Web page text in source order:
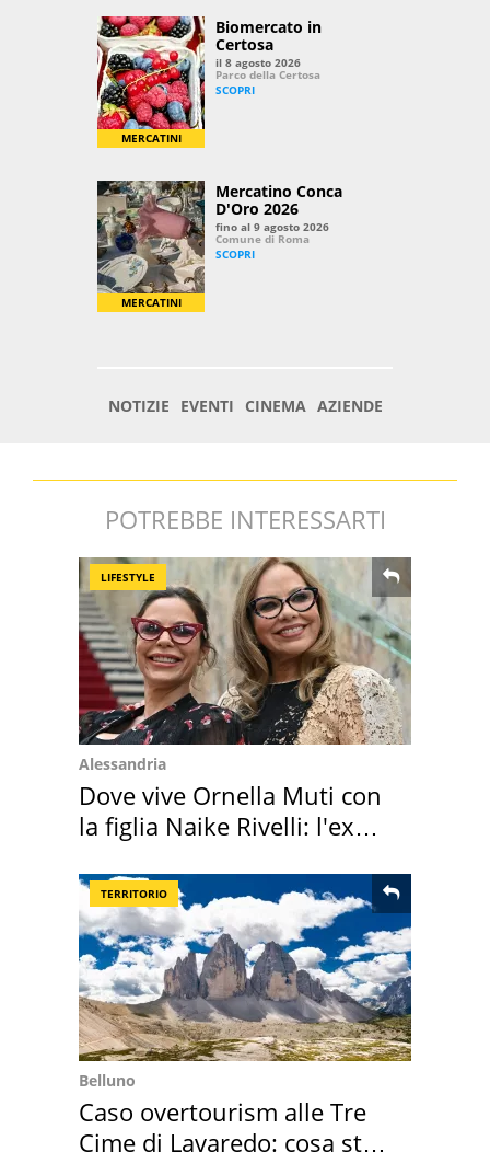
POTREBBE INTERESSARTI
LIFESTYLE
Alessandria
Dove vive Ornella Muti con
la figlia Naike Rivelli: l'ex
TERRITORIO
Belluno
Caso overtourism alle Tre
Cime di Lavaredo: cosa sta